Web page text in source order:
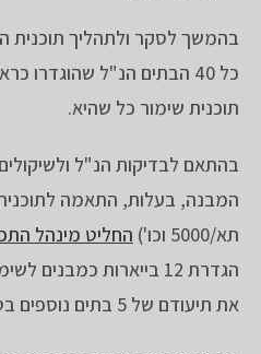
בהמשך לסקר ולתהליך תוכנית
כל 40 הבתים הנ"ל שהוגדרו
תוכנית שימור כל שהיא.
בהתאם לבדיקות הנ"ל
המבנה, בעלות, התאמה
תא/5000 וכו')
החליט מינהל
הגדרת 12 בייארות
את תיעודם של 5 בתים נוספים בטרם יהרסו.